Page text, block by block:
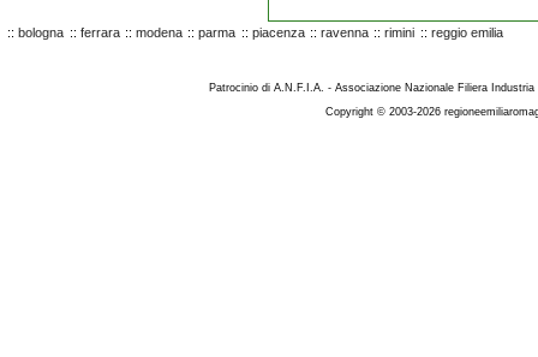
:: bologna :: ferrara :: modena :: parma :: piacenza :: ravenna :: rimini :: reggio emilia
Patrocinio di A.N.F.I.A. - Associazione Nazionale Filiera
Copyright © 2003-2026